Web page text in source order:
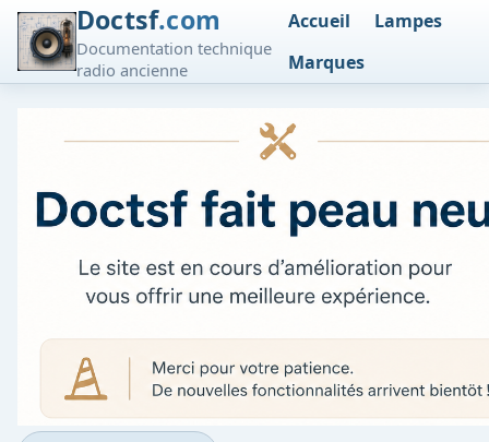
Doctsf.com
Documentation technique
radio ancienne
Accueil
Lampes
Marques